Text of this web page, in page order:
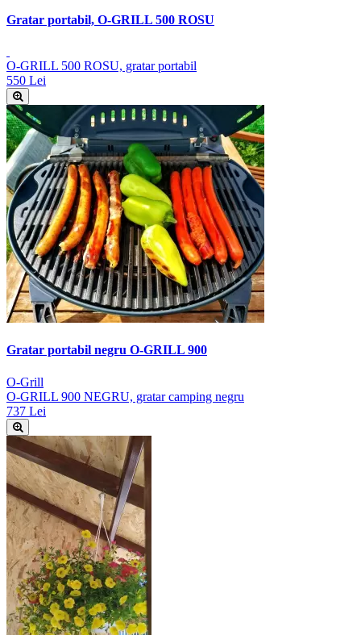
Gratar portabil, O-GRILL 500 ROSU
O-GRILL 500 ROSU, gratar portabil
550 Lei
Gratar portabil negru O-GRILL 900
O-Grill
O-GRILL 900 NEGRU, gratar camping negru
737 Lei